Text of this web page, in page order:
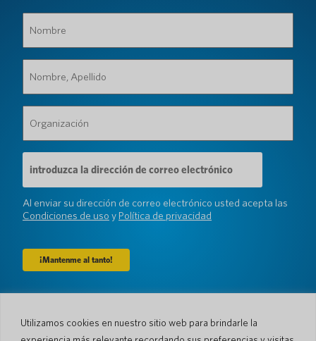
Utilizamos cookies en nuestro sitio web para brindarle la
(Requerido)
Apellido
(Requerido)
(Requerido)
Dirección
de
correo
electrónico
(Requerido)
Al enviar su dirección de correo electrónico usted acepta las
Condiciones de uso y Política de privacidad
Compañía
Sobre nosotros Sala de prensa